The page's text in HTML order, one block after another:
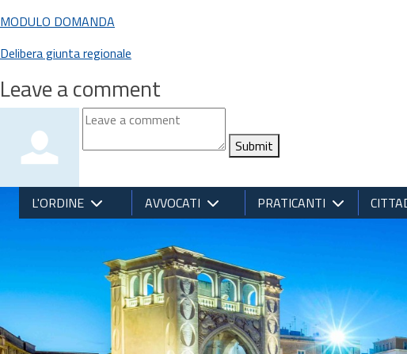
MODULO DOMANDA
Delibera giunta regionale
Leave a comment
Submit
L'ORDINE AVVOCATI PRATICANTI